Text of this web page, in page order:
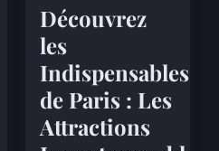
Découvrez
les
Indispensables
de Paris : Les
Attractions